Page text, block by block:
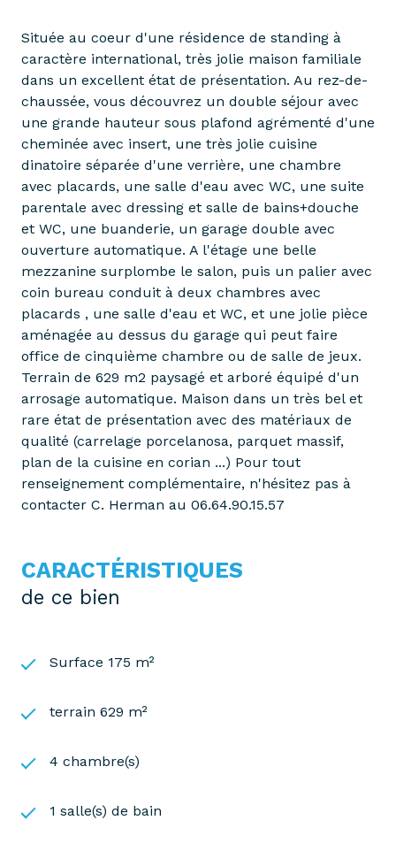
Située au coeur d'une résidence de standing à
caractère international, très jolie maison familiale
dans un excellent état de présentation. Au rez-de-
chaussée, vous découvrez un double séjour avec
une grande hauteur sous plafond agrémenté d'une
cheminée avec insert, une très jolie cuisine
dinatoire séparée d'une verrière, une chambre
avec placards, une salle d'eau avec WC, une suite
parentale avec dressing et salle de bains+douche
et WC, une buanderie, un garage double avec
ouverture automatique. A l'étage une belle
mezzanine surplombe le salon, puis un palier avec
coin bureau conduit à deux chambres avec
placards , une salle d'eau et WC, et une jolie pièce
aménagée au dessus du garage qui peut faire
office de cinquième chambre ou de salle de jeux.
Terrain de 629 m2 paysagé et arboré équipé d'un
arrosage automatique. Maison dans un très bel et
rare état de présentation avec des matériaux de
qualité (carrelage porcelanosa, parquet massif,
plan de la cuisine en corian ...) Pour tout
renseignement complémentaire, n'hésitez pas à
contacter C. Herman au 06.64.90.15.57
CARACTÉRISTIQUES
de ce bien
Surface 175 m²
terrain 629 m²
4 chambre(s)
1 salle(s) de bain